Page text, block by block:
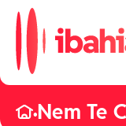
•Nem Te